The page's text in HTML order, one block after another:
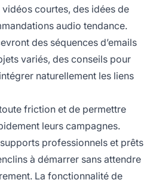
courtes, des idées de
audio tendance.
des séquences d’emails
variés, des conseils pour
naturellement les liens
friction et de permettre
leurs campagnes.
professionnels et prêts
à démarrer sans attendre
La fonctionnalité de